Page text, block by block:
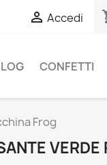
 Accedi
CONFETTI
Frog